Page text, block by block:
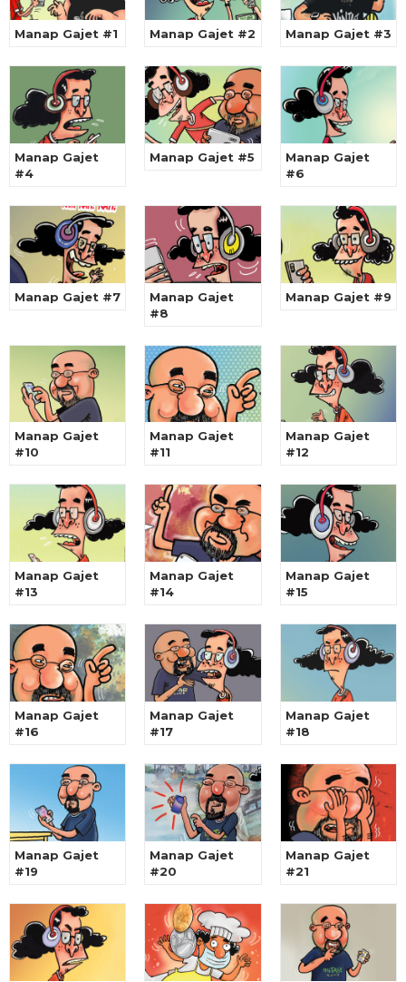
Manap Gajet #1 Manap Gajet #2 Manap Gajet #3
Manap Gajet
#4
Manap Gajet #5
Manap Gajet
#6
Manap Gajet #7
Manap Gajet
#8
Manap Gajet #9
Manap Gajet
#10
Manap Gajet
#11
Manap Gajet
#12
Manap Gajet
#13
Manap Gajet
#14
Manap Gajet
#15
Manap Gajet
#16
Manap Gajet
#17
Manap Gajet
#18
Manap Gajet
#19
Manap Gajet
#20
Manap Gajet
#21